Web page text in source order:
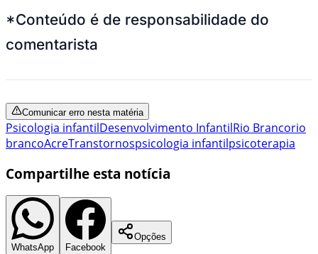
*Conteúdo é de responsabilidade do
comentarista
Comunicar erro nesta matéria
Psicologia infantilDesenvolvimento InfantilRio Brancorio
brancoAcreTranstornospsicologia infantilpsicoterapia
Compartilhe esta notícia
WhatsApp Facebook
Opções